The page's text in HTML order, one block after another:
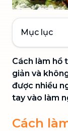
Mục lục
Cách làm hồ
giản và
được nhiều
tay vào làm
Cách